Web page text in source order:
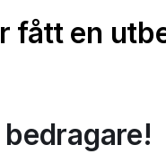
fått en